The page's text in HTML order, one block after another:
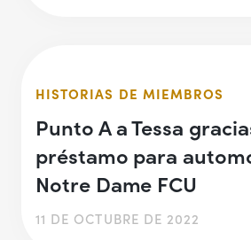
HISTORIAS DE MIEMBROS
Punto A a Tessa
préstamo para
Notre Dame FCU
11 DE OCTUBRE DE 2022